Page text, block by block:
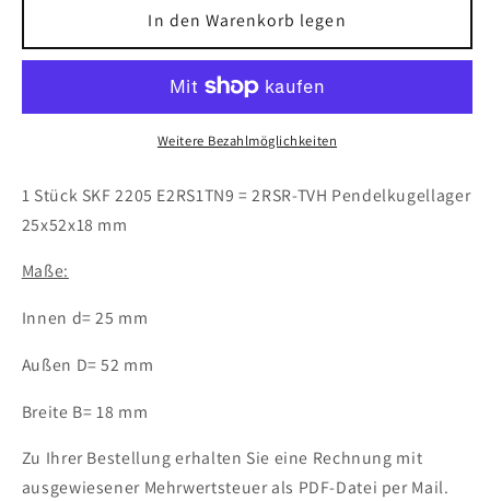
1x
SKF
E2RS1TN9
TVH
25x52x18
mm
Kugellager
für
1x
SKF
2205
E2RS1TN9
=
TVH
In den Warenkorb legen
Weitere Bezahlmöglichkeiten
1 Stück SKF 2205 E2RS1TN9 = 2RSR-TVH Pendelkugellager
25x52x18 mm
Maße:
Innen d= 25 mm
Außen D= 52 mm
Breite B= 18 mm
Zu Ihrer Bestellung erhalten Sie eine Rechnung mit
ausgewiesener Mehrwertsteuer als PDF-Datei per Mail.